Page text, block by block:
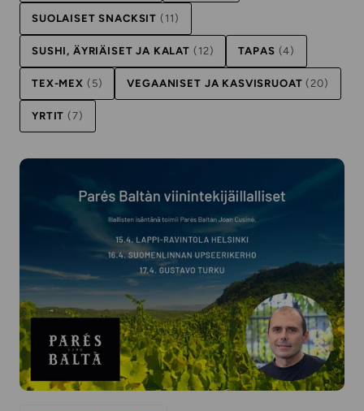
SUOLAISET SNACKSIT (11)
SUSHI, ÄYRIÄISET JA KALAT (12) TAPAS (4)
TEX-MEX (5) VEGAANISET JA KASVISRUOAT (20)
YRTIT (7)